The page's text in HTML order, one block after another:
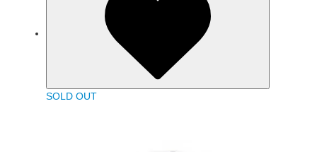
SOLD OUT